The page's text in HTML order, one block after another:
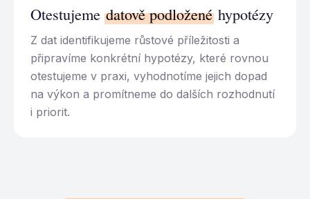
Otestujeme datově podložené hypotézy
Z dat identifikujeme růstové příležitosti a
připravíme konkrétní hypotézy, které rovnou
otestujeme v praxi, vyhodnotíme jejich dopad
na výkon a promítneme do dalších rozhodnutí
i priorit.